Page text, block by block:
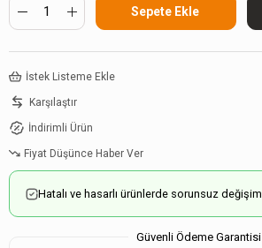
İstek Listeme Ekle
Karşılaştır
İndirimli Ürün
Fiyat Düşünce Haber Ver
Hatalı ve hasarlı ürünlerde sorunsuz değişim
Güvenli Ödeme Garantisi